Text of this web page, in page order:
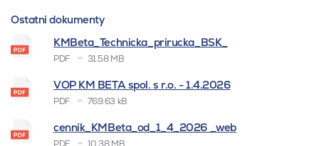
Ostatní dokumenty
KMBeta_Technicka_prirucka_BSK_
PDF 31.58 MB
VOP KM BETA spol. s r.o. - 1.4.2026
PDF 769.63 kB
cenník_KMBeta_od_1_4_2026 _web
PDF 10.38 MB